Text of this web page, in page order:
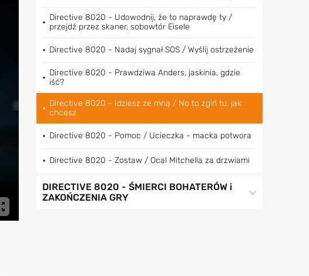
Directive 8020 - Udowodnij, że to naprawdę ty /
przejdź przez skaner, sobowtór Eisele
Directive 8020 - Nadaj sygnał SOS / Wyślij ostrzeżenie
Directive 8020 - Prawdziwa Anders, jaskinia, gdzie
iść?
Directive 8020 - Idziesz ze mną / No to zgiń tu, jak
chcesz
Directive 8020 - Pomoc / Ucieczka - macka potwora
Directive 8020 - Zostaw / Ocal Mitchella za drzwiami
DIRECTIVE 8020 - ŚMIERCI BOHATERÓW i
ZAKOŃCZENIA GRY